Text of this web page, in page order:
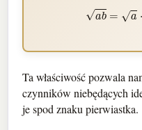
=a⋅
Ta właściwość pozwala
czynników niebędących
je spod znaku pierwiastka.